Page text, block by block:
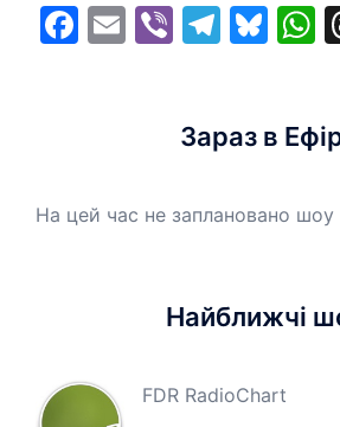
Facebook
EmailViber
Зараз в
На цей час не заплановано шоу
Найближчі
FDR RadioChart